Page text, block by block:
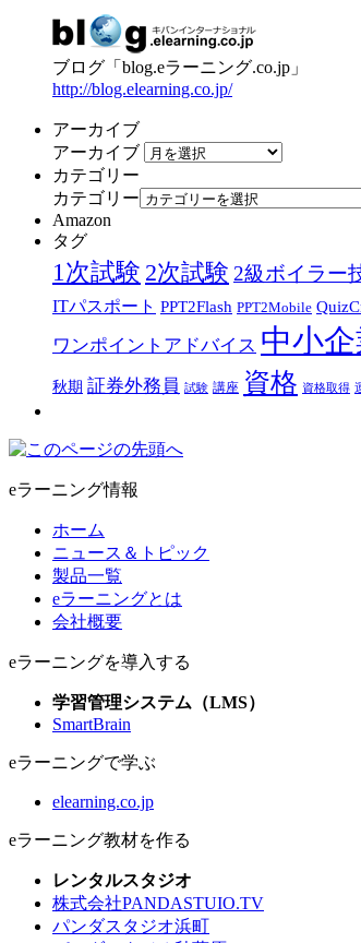
ブログ「blog.eラーニング.co.jp」
http://blog.elearning.co.jp/
アーカイブ
アーカイブ
カテゴリー
カテゴリー
Amazon
タグ
1次試験 2次試験 2級ボイラー
ITパスポート PPT2Flash PPT2Mobile
ワンポイントアドバイス 中小
秋期 証券外務員 試験 講座 資格 資格取得
eラーニング情報
ホーム
ニュース＆トピック
製品一覧
eラーニングとは
会社概要
eラーニングを導入する
学習管理システム（LMS）
SmartBrain
eラーニングで学ぶ
elearning.co.jp
eラーニング教材を作る
レンタルスタジオ
株式会社PANDASTUIO.TV
パンダスタジオ浜町